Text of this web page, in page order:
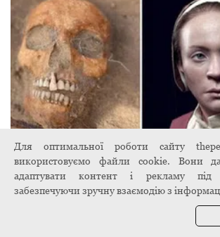
Вчені реконструювали
вампіра", знайденої з серпом
Для оптимальної роботи сайту
використовуємо файли cookie. Вони
адаптувати контент і рекламу під
забезпечуючи зручну взаємодію з